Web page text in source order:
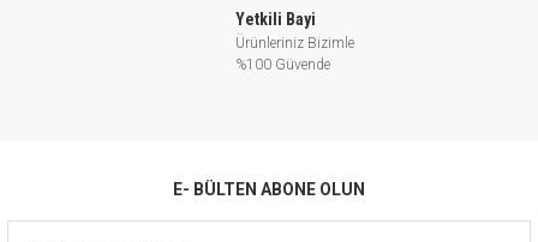
Yetkili Bayi
Ürünleriniz Bizimle
%100 Güvende
E- BÜLTEN ABONE OLUN